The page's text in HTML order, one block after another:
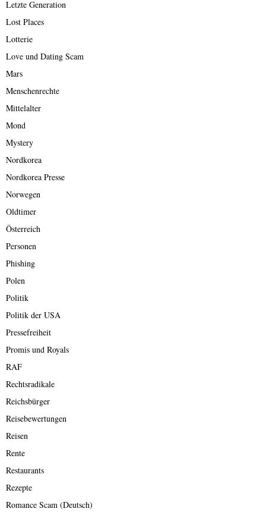
Letzte Generation
Lost Places
Lotterie
Love und Dating Scam
Mars
Menschenrechte
Mittelalter
Mond
Mystery
Nordkorea
Nordkorea Presse
Norwegen
Oldtimer
Österreich
Personen
Phishing
Polen
Politik
Politik der USA
Pressefreiheit
Promis und Royals
RAF
Rechtsradikale
Reichsbürger
Reisebewertungen
Reisen
Rente
Restaurants
Rezepte
Romance Scam (Deutsch)